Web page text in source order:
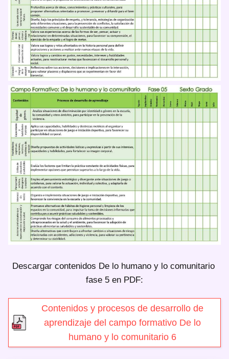
Descargar contenidos De lo humano y lo comunitario
fase 5 en PDF:
Contenidos y procesos de desarrollo de
aprendizaje del campo formativo De lo
humano y lo comunitario 6